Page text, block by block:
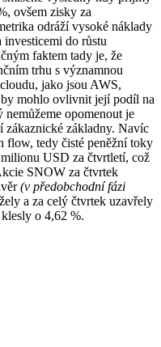
ovšem zisky za
odráží vysoké náklady
investicemi do růstu​
faktem tady je, že
trhu s významnou
jako jsou AWS,
mohlo ovlivnit její podíl na
opomenout je
zákaznické základny. Navíc
flow, tedy čisté peněžní toky
USD za čtvrtletí, což
SNOW za čtvrtek
(v předobchodní fázi
a za celý čtvrtek uzavřely
o 4,62 %.